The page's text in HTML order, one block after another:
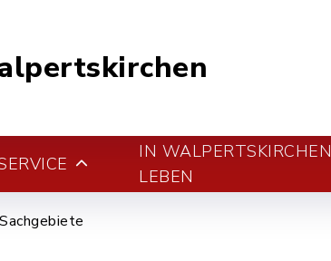
IN WALPERTSKIRCHEN
LEBEN